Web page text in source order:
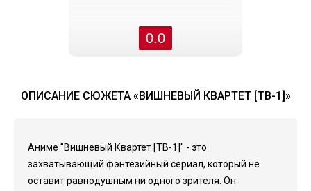
0.0
ОПИСАНИЕ СЮЖЕТА «ВИШНЕВЫЙ КВАРТЕТ [ТВ-1]»
Аниме "Вишневый Квартет [ТВ-1]" - это
захватывающий фэнтезийный сериал, который не
оставит равнодушным ни одного зрителя. Он